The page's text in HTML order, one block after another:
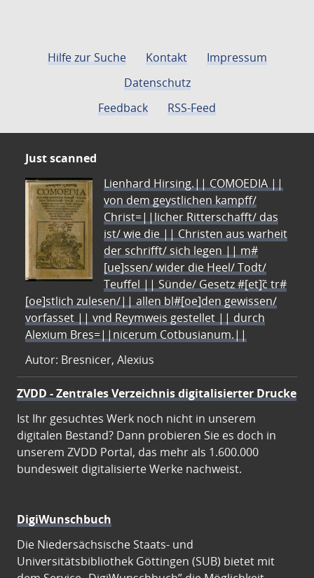
Hilfe zur Suche Kontakt
Impressum
Datenschutz
Feedback
RSS-Feed
Just scanned
Lienhard Hirsing.|| COMOEDIA ||
von dem geystlichen kampff/
Christ=||licher Ritterschafft/ das
ist/ wie die || Christen aus warheit
der schrifft/ sich legen || m#
[ue]ssen/ wider die Heel/ Todt/
Teuffel || Sünde/ Gesetz #[et]c̃ tr#
[oe]stlich zulesen/|| allen bl#[oe]den gewissen/
vorfasset || vnd Reymweis gestellet || durch
Alexium Bres=||nicerum Cotbusianum.||
Autor: Bresnicer, Alexius
ZVDD - Zentrales Verzeichnis digitalisierter Drucke
Ist Ihr gesuchtes Werk noch nicht in unserem
digitalen Bestand? Dann probieren Sie es doch in
unserem ZVDD Portal, das mehr als 1.600.000
bundesweit digitalisierte Werke nachweist.
DigiWunschbuch
Die Niedersächsische Staats- und
Universitätsbibliothek Göttingen (SUB) bietet mit